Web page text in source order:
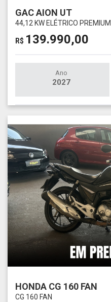
GAC AION UT
44,12 KW ELÉTRICO PREMIUM
R$ 139.990,00
Ano
2027
HONDA CG 160 FAN
CG 160 FAN